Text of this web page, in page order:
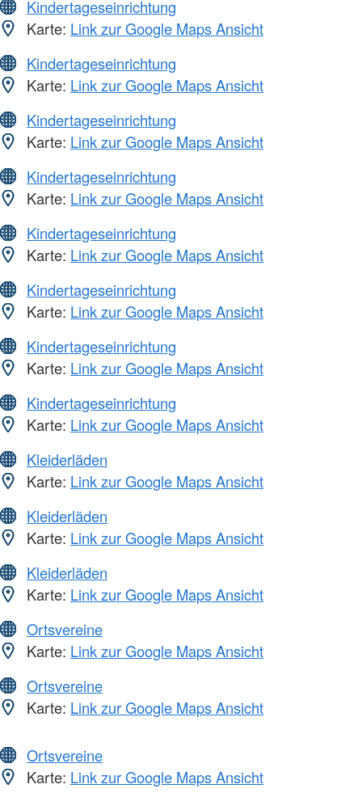
Kindertageseinrichtung
Karte: Link zur Google Maps Ansicht
Kindertageseinrichtung
Karte: Link zur Google Maps Ansicht
Kindertageseinrichtung
Karte: Link zur Google Maps Ansicht
Kindertageseinrichtung
Karte: Link zur Google Maps Ansicht
Kindertageseinrichtung
Karte: Link zur Google Maps Ansicht
Kindertageseinrichtung
Karte: Link zur Google Maps Ansicht
Kindertageseinrichtung
Karte: Link zur Google Maps Ansicht
Kindertageseinrichtung
Karte: Link zur Google Maps Ansicht
Kleiderläden
Karte: Link zur Google Maps Ansicht
Kleiderläden
Karte: Link zur Google Maps Ansicht
Kleiderläden
Karte: Link zur Google Maps Ansicht
Ortsvereine
Karte: Link zur Google Maps Ansicht
Ortsvereine
Karte: Link zur Google Maps Ansicht
Ortsvereine
Karte: Link zur Google Maps Ansicht